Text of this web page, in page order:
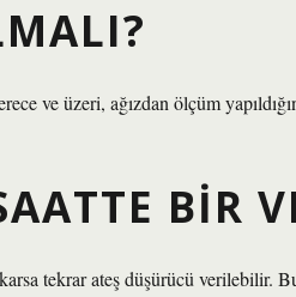
ve üzeri, ağızdan ölçüm
BIR
tekrar ateş düşürücü verilebilir.